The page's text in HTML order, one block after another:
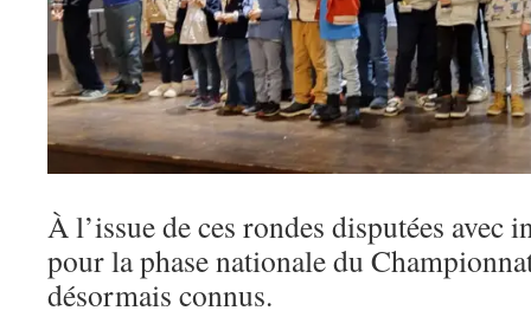
À l’issue de ces rondes disputées avec
pour la phase nationale du
désormais connus.